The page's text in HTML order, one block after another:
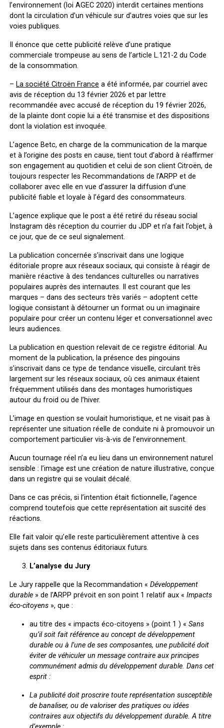
l’environnement (loi AGEC 2020) interdit certaines mentions
dont la circulation d’un véhicule sur d’autres voies que sur les
voies publiques.
Il énonce que cette publicité relève d’une pratique
commerciale trompeuse au sens de l’article L.121-2 du Code
de la consommation.
– La société Citroën France a été informée, par courriel avec
avis de réception du 13 février 2026 et par lettre
recommandée avec accusé de réception du 19 février 2026,
de la plainte dont copie lui a été transmise et des dispositions
dont la violation est invoquée.
L’agence Betc, en charge de la communication de la marque
et à l’origine des posts en cause, tient tout d’abord à réaffirmer
son engagement au quotidien et celui de son client Citroën, de
toujours respecter les Recommandations de l’ARPP et de
collaborer avec elle en vue d’assurer la diffusion d’une
publicité fiable et loyale à l’égard des consommateurs.
L’agence explique que le post a été retiré du réseau social
Instagram dès réception du courrier du JDP et n’a fait l’objet, à
ce jour, que de ce seul signalement.
La publication concernée s’inscrivait dans une logique
éditoriale propre aux réseaux sociaux, qui consiste à réagir de
manière réactive à des tendances culturelles ou narratives
populaires auprès des internautes. Il est courant que les
marques – dans des secteurs très variés – adoptent cette
logique consistant à détourner un format ou un imaginaire
populaire pour créer un contenu léger et conversationnel avec
leurs audiences.
La publication en question relevait de ce registre éditorial. Au
moment de la publication, la présence des pingouins
s’inscrivait dans ce type de tendance visuelle, circulant très
largement sur les réseaux sociaux, où ces animaux étaient
fréquemment utilisés dans des montages humoristiques
autour du froid ou de l’hiver.
L’image en question se voulait humoristique, et ne visait pas à
représenter une situation réelle de conduite ni à promouvoir un
comportement particulier vis-à-vis de l’environnement.
Aucun tournage réel n’a eu lieu dans un environnement naturel
sensible : l’image est une création de nature illustrative, conçue
dans un registre qui se voulait décalé.
Dans ce cas précis, si l’intention était fictionnelle, l’agence
comprend toutefois que cette représentation ait suscité des
réactions.
Elle fait valoir qu’elle reste particulièrement attentive à ces
sujets dans ses contenus éditoriaux futurs.
L’analyse du Jury
Le Jury rappelle que la Recommandation « Développement
durable» de l’ARPP prévoit en son point 1 relatif aux « Impacts
éco-citoyens », que :
au titre des « impacts éco-citoyens » (point 1 ) « Sans
qu’il soit fait référence au concept de développement
durable ou à l’une de ses composantes, une publicité doit
éviter de véhiculer un message contraire aux principes
communément admis du développement durable. Dans cet
esprit :
La publicité doit proscrire toute représentation susceptible
de banaliser, ou de valoriser des pratiques ou idées
contraires aux objectifs du développement durable. A titre